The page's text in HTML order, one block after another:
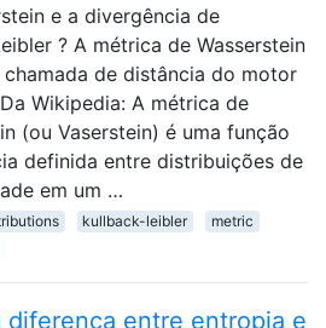
e a divergência de
? A métrica de Wasserstein
de distância do motor
Wikipedia: A métrica de
(ou Vaserstein) é uma função
definida entre distribuições de
em um …
kullback-leibler
metric
diferença entre entropia e